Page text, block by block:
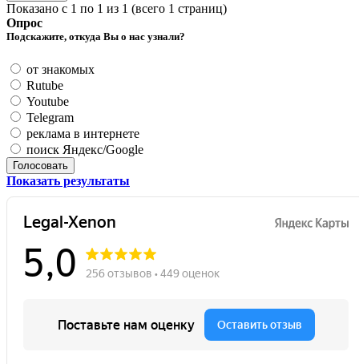
Показано с 1 по 1 из 1 (всего 1 страниц)
Опрос
Подскажите, откуда Вы о нас узнали?
от знакомых
Rutube
Youtube
Telegram
реклама в интернете
поиск Яндекс/Google
Голосовать
Показать результаты